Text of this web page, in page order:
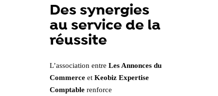
Des synergies
au service de la
réussite
L’association entre Les Annonces du
Commerceet Keobiz Expertise
Comptablerenforce